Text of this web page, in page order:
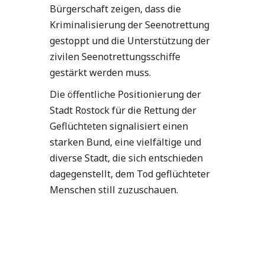
Bürgerschaft zeigen, dass die
Kriminalisierung der Seenotrettung
gestoppt und die Unterstützung der
zivilen Seenotrettungsschiffe
gestärkt werden muss.
Die öffentliche Positionierung der
Stadt Rostock für die Rettung der
Geflüchteten signalisiert einen
starken Bund, eine vielfältige und
diverse Stadt, die sich entschieden
dagegenstellt, dem Tod geflüchteter
Menschen still zuzuschauen.